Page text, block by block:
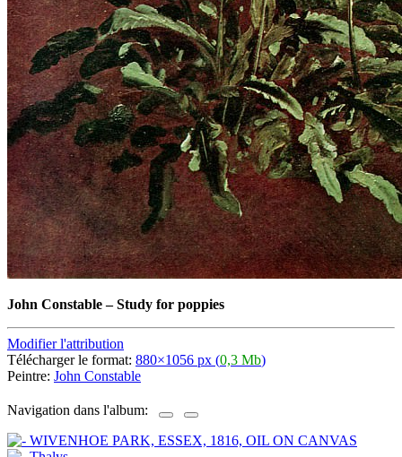
John Constable–Study for poppies
Modifier l'attribution
Télécharger le format: 880×1056 px (0,3 Mb)
Peintre: John Constable
Navigation dans l'album: